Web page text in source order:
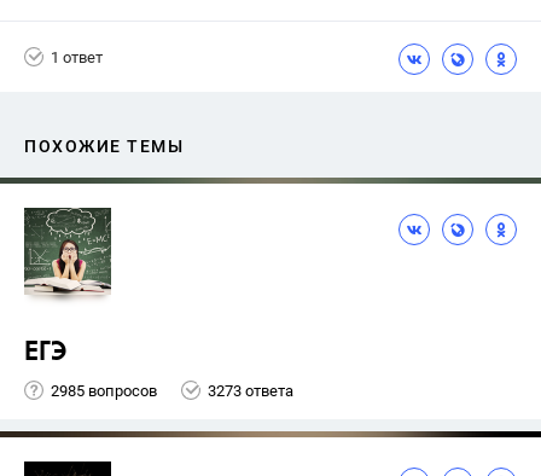
1 ответ
ПОХОЖИЕ ТЕМЫ
ЕГЭ
2985 вопросов 3273 ответа